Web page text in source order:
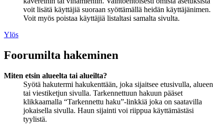
voit lisätä käyttäjiä suoraan syöttämällä heidän käyttäjänimen.
Voit myös poistaa käyttäjiä listaltasi samalta sivulta.
Ylös
Foorumilta hakeminen
Miten etsin alueelta tai alueilta?
Syötä hakutermi hakukenttään, joka sijaitsee etusivulla, alueen
tai viestiketjun sivulla. Tarkennettuun hakuun pääset
klikkaamalla “Tarkennettu haku”-linkkiä joka on saatavilla
jokaisella sivulla. Haun sijainti voi riippua käyttämästäsi
tyylistä.